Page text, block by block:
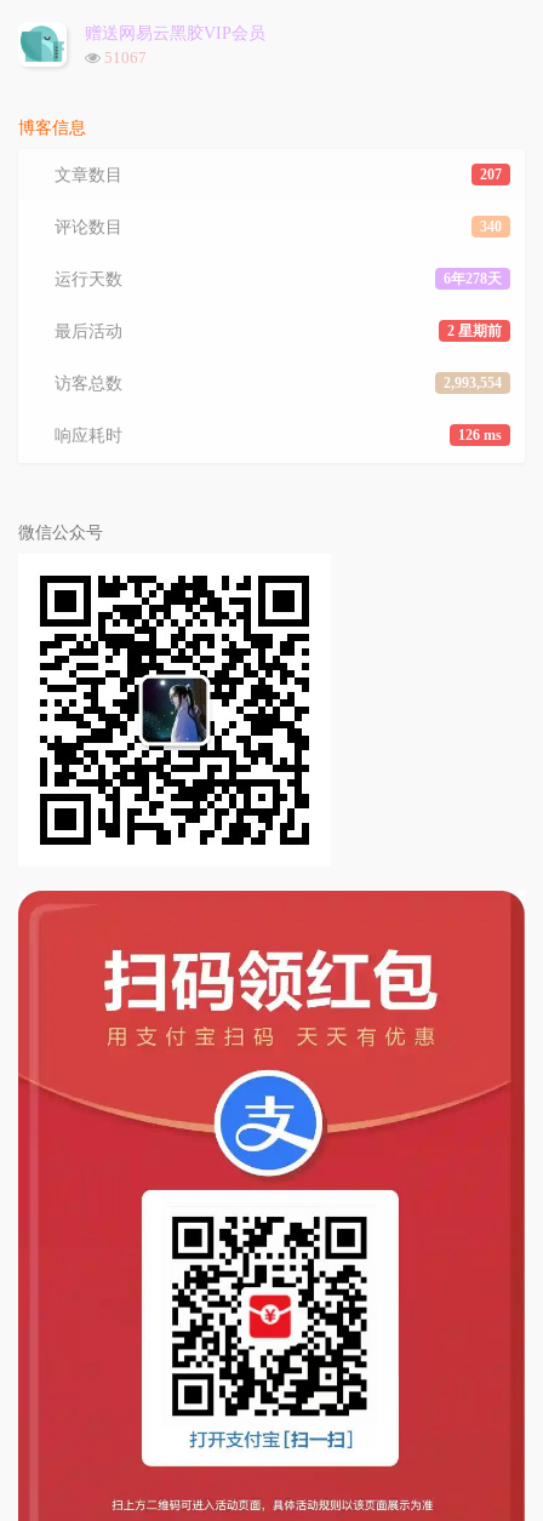
次
数:
赠送网易云黑胶VIP会员
浏
51067
博客信息
207
文章数目
340
评论数目
6年278天
运行天数
2 星期前
最后活动
2,993,554
访客总数
126 ms
响应耗时
微信公众号